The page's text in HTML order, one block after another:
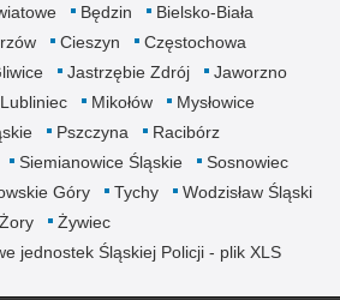
Będzin
Bielsko-Biała
Cieszyn
Częstochowa
Jastrzębie Zdrój
Jaworzno
Lubliniec Mikołów
Mysłowice
Pszczyna
Racibórz
Siemianowice Śląskie
Sosnowiec
Góry Tychy
Wodzisław Śląski
Żory
Żywiec
jednostek Śląskiej Policji - plik XLS